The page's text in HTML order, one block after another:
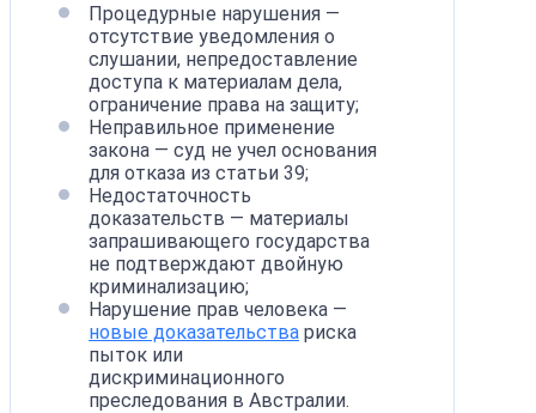
Процедурные нарушения —
отсутствие уведомления о
слушании, непредоставление
доступа к материалам дела,
ограничение права на защиту;
Неправильное применение
закона — суд не учел основания
для отказа из статьи 39;
Недостаточность
доказательств — материалы
запрашивающего государства
не подтверждают двойную
криминализацию;
Нарушение прав человека —
новые доказательства риска
пыток или
дискриминационного
преследования в Австралии.